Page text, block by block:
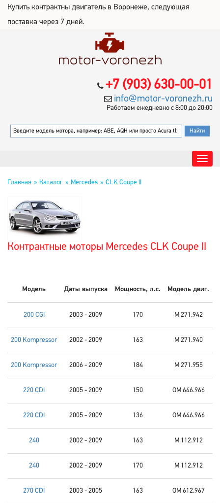
Купить контрактны двигатель в Воронеже, следующая
поставка через 7 дней.
+7 (903) 630-00-01
info@motor-voronezh.ru
Работаем ежедневно с 8:00 до 20:00
Главная Каталог Mercedes CLK Coupe II
Контрактные моторы Mercedes CLK Coupe II
Модель Даты выпуска Мощность, л.с. Модель двиг.
200 CGI 2003 - 2009 170 M 271.942
200 Kompressor 2002 - 2009 163 M 271.940
200 Kompressor 2006 - 2009 184 M 271.955
220 CDI 2005 - 2009 150 OM 646.966
220 CDI 2005 - 2009 136 OM 646.966
240 2002 - 2009 163 M 112.912
240 2002 - 2009 170 M 112.912
270 CDI 2003 - 2005 163 OM 612.967